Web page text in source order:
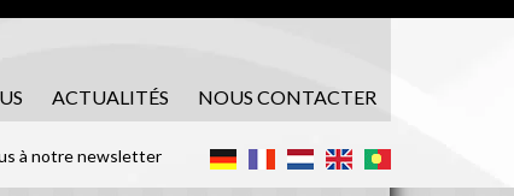
ACTUALITÉS NOUS CONTACTER
à notre newsletter